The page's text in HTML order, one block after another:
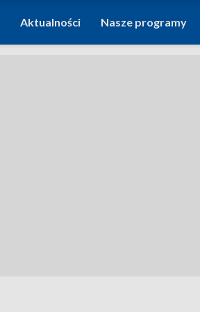
Aktualności Nasze programy